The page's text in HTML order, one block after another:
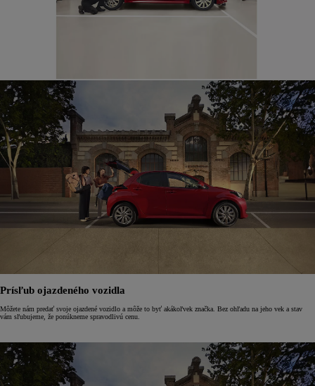
Prísľub ojazdeného vozidla
Môžete nám predať svoje ojazdené vozidlo a môže to byť akákoľvek značka. Bez ohľadu na jeho vek a stav
vám sľubujeme, že ponúkneme spravodlivú cenu.